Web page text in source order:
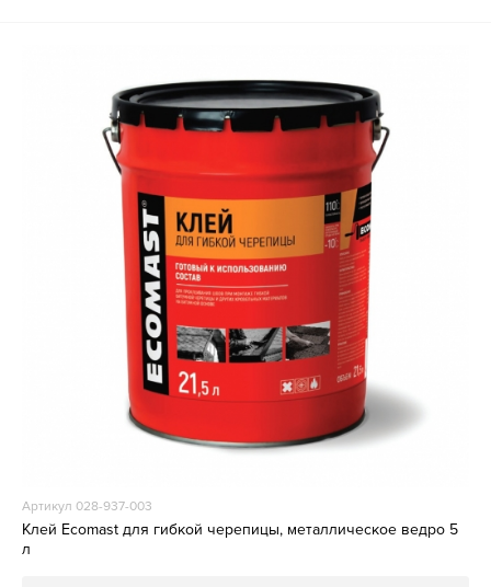
Артикул 028-937-003
Клей Ecomast для гибкой черепицы, металлическое ведро 5
л